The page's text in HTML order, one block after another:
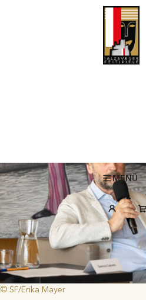
MENÜ
“Bon Voyage” mit Gianluca Capuano
Erst kürzlich wurde Gianluca
für die musikalische Leitung der
Pfingstfestspielproduktion
wird in Salzburg zu
© SF/Erika Mayer